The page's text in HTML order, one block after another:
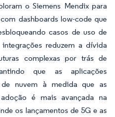
o Siemens Mendix para
dashboards low-code que
casos de uso de
reduzem a dívida
complexas por trás de
que as aplicações
de nuvem à medida que as
é mais avançada na
os lançamentos de 5G e as